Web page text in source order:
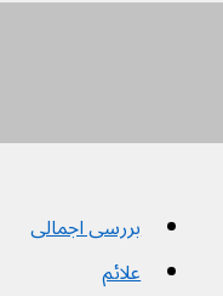
بررسی اجمالی
علائم